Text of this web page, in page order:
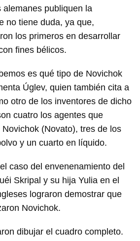
alemanes publiquen la
no tiene duda, ya que,
los primeros en desarrollar
fines bélicos.
es qué tipo de Novichok
Úglev, quien también cita a
otro de los inventores de dicho
cuatro los agentes que
(Novato), tres de los
y un cuarto en líquido.
caso del envenenamiento del
Skripal y su hija Yulia en el
lograron demostrar que
Novichok.
dibujar el cuadro completo.